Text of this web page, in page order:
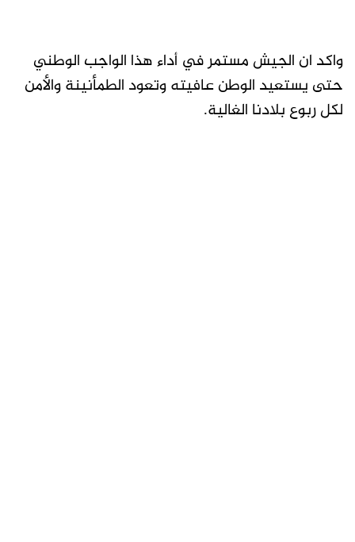
واكد ان الجيش مستمر في أداء هذا الواجب الوطني
حتى يستعيد الوطن عافيته وتعود الطمأنينة والأمن
لكل ربوع بلادنا الغالية.